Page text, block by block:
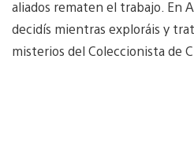
aliados rematen el trabajo. En
decidís mientras exploráis y
misterios del Coleccionista de